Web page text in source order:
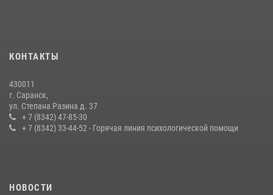
содействии сотрудников Росгвардии
Сотрудники Росгвардии обеспечили безопасность Всероссийского
конкурса профмастерства в Саранске
23 июля 2026, 11:54 4
КОНТАКТЫ
430011
г. Саранск,
ул. Степана Разина д. 37
+ 7 (8342) 47-85-30
+ 7 (8342) 33-44-52 - Горячая линия психологической помощи
НОВОСТИ